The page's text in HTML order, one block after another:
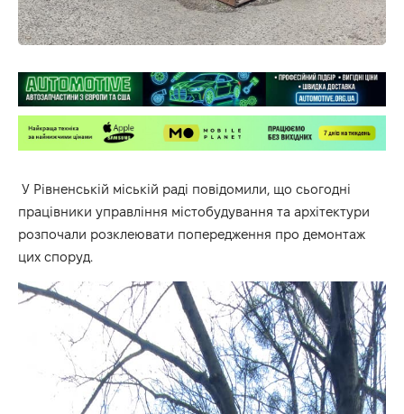
У Рівненській міській раді повідомили, що сьогодні
працівники управління містобудування та архітектури
розпочали розклеювати попередження про демонтаж
цих споруд.